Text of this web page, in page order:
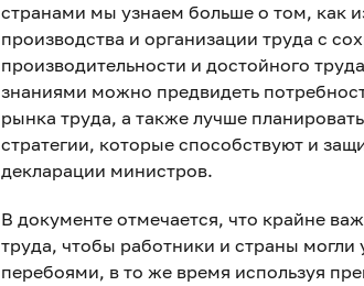
странами мы узнаем больше о том, как
производства и организации труда с
производительности и достойного
знаниями можно предвидеть
рынка труда, а также лучше
стратегии, которые способствуют и
декларации министров.
В документе отмечается, что крайне
труда, чтобы работники и страны
перебоями, в то же время используя